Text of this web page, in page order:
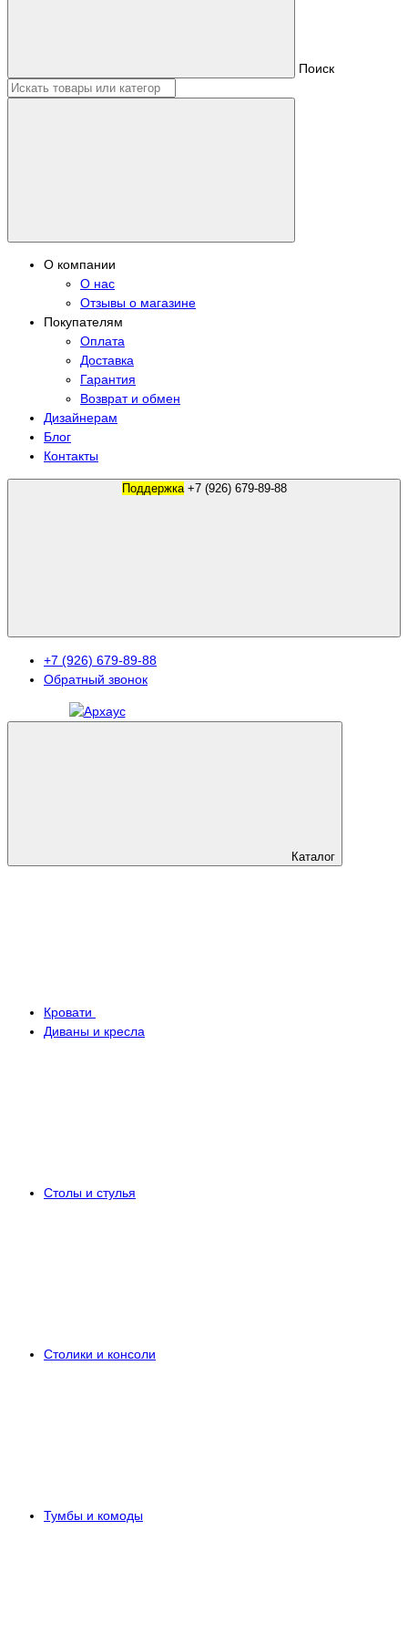
Поиск
О компании
О нас
Отзывы о магазине
Покупателям
Оплата
Доставка
Гарантия
Возврат и обмен
Дизайнерам
Блог
Контакты
Поддержка +7 (926) 679-89-88
+7 (926) 679-89-88
Обратный звонок
Каталог
Кровати
Диваны и кресла
Столы и стулья
Столики и консоли
Тумбы и комоды